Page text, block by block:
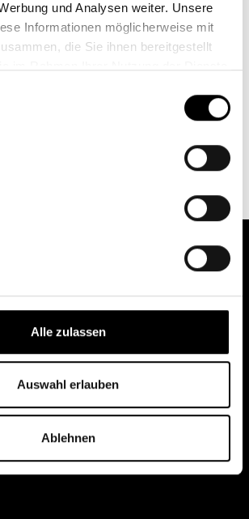
und Analysen weiter. Unsere
Informationen möglicherweise mit
die Sie ihnen bereitgestellt
Alle zulassen
Auswahl erlauben
Ablehnen
Stuttgart